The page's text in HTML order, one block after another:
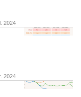
2024
2024